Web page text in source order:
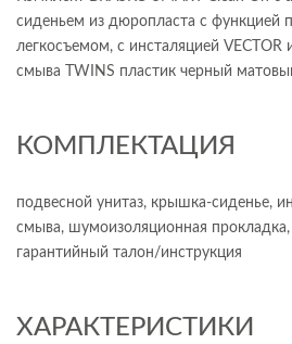
сиденьем из дюропласта с функцией
легкосъемом, с инсталяцией VECTOR
смыва TWINS пластик черный
КОМПЛЕКТАЦИЯ
подвесной унитаз, крышка-сиденье,
смыва, шумоизоляционная
гарантийный талон/инструкция
ХАРАКТЕРИСТИКИ